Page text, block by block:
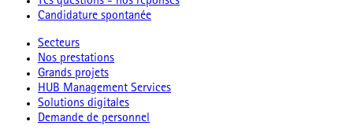
Candidature spontanée
Secteurs
Nos prestations
Grands projets
HUB Management Services
Solutions digitales
Demande de personnel